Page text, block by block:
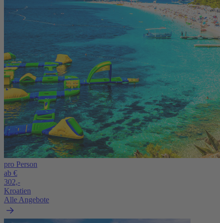
pro Person
ab €
302,-
Kroatien
Alle Angebote